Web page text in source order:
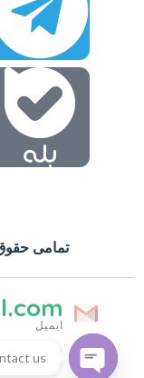
تمامی
ایمیل
us